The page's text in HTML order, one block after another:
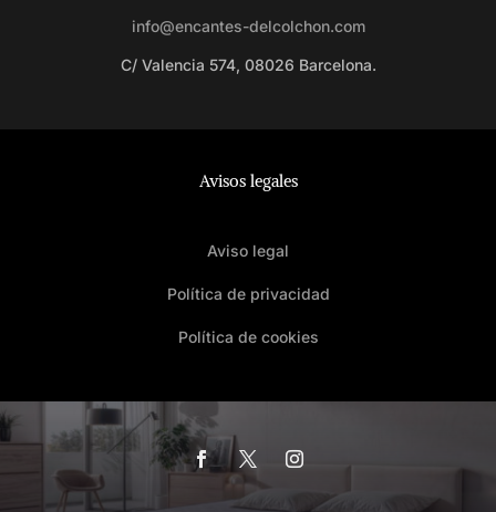
info@encantes-delcolchon.com
C/ Valencia 574, 08026 Barcelona.
Avisos legales
Aviso legal
Política de privacidad
Política de cookies